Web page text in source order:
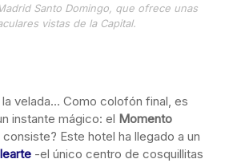
Santo Domingo, que ofrece unas
vistas de la Capital.
la velada… Como colofón final, es
instante mágico: el Momento
consiste? Este hotel ha llegado a un
-el único centro de cosquillitas